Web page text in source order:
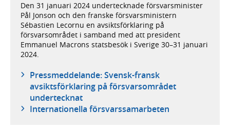
Den 31 januari 2024 undertecknade försvarsminister
Pål Jonson och den franske försvarsministern
Sébastien Lecornu en avsiktsförklaring på
försvarsområdet i samband med att president
Emmanuel Macrons statsbesök i Sverige 30–31 januari
2024.
Pressmeddelande: Svensk-fransk
avsiktsförklaring på försvarsområdet
undertecknat
Internationella försvarssamarbeten